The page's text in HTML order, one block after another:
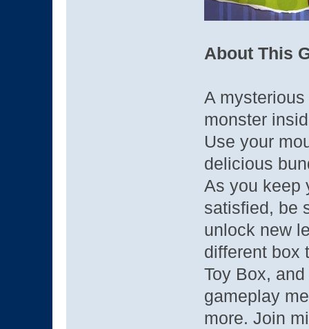
About This
A
monster
Use your
delicious
As you keep
satisfied, be
unlock new
different box
Toy Box,
gameplay
more. Join